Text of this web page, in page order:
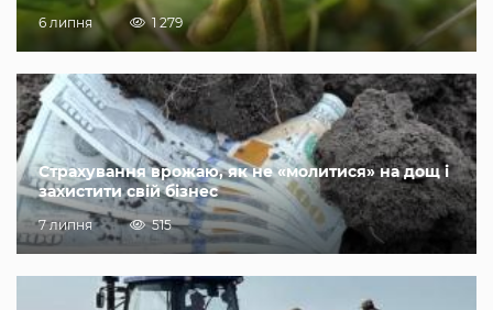
6 липня 1 279
Страхування врожаю, як не «молитися» на дощ і
захистити свій бізнес
7 липня 515